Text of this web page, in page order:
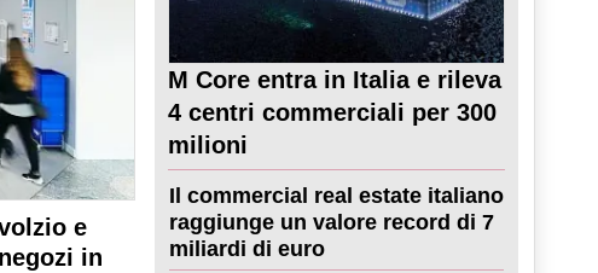
e
in
M Core entra in Italia e rileva
4 centri commerciali per 300
milioni
Il commercial real estate italiano
raggiunge un valore record di 7
miliardi di euro